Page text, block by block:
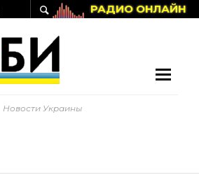
РАДИО ОНЛАЙН
Новости Украины